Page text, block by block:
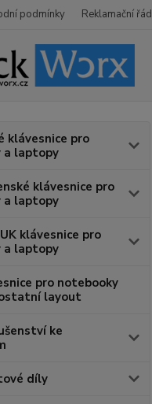
podmínky Reklamační řád
klávesnice pro
a laptopy
klávesnice pro
a laptopy
klávesnice pro
a laptopy
pro notebooky
layout
ke
díly